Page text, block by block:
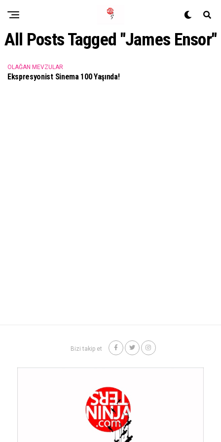
All Posts Tagged "James Ensor"
OLAĞAN MEVZULAR
Ekspresyonist Sinema 100 Yaşında!
Bizi takip et